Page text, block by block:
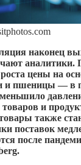
наконец
аналитики.
роста цены на
и пшеницы — в
и
также
поставок
после